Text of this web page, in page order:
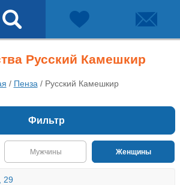
Русский Камешкир
/ Пенза / Русский Камешкир
Фильтр
Мужчины Женщины
29